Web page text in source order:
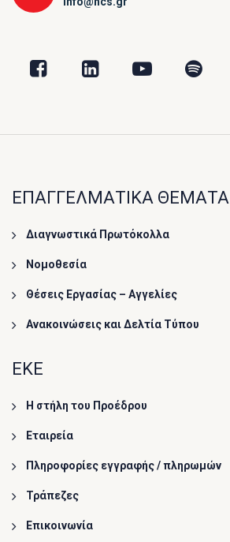
ΕΠΑΓΓΕΛΜΑΤΙΚΑ ΘΕΜΑΤΑ
Διαγνωστικά Πρωτόκολλα
Νομοθεσία
Θέσεις Εργασίας – Αγγελίες
Ανακοινώσεις και Δελτία Τύπου
ΕΚΕ
Η στήλη του Προέδρου
Εταιρεία
Πληροφορίες εγγραφής / πληρωμών
Τράπεζες
Επικοινωνία